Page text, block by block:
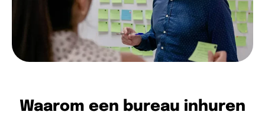
Waarom een bureau inhuren